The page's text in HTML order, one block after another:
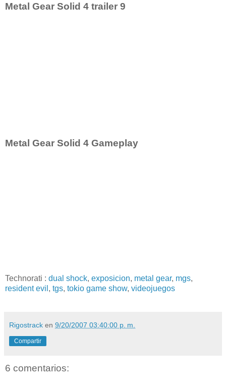
Metal Gear Solid 4 trailer 9
Metal Gear Solid 4 Gameplay
Technorati : dual shock, exposicion, metal gear, mgs,
resident evil , tgs, tokio game show, videojuegos
Rigostrack en 9/20/2007 03:40:00 p. m.
Compartir
6 comentarios: